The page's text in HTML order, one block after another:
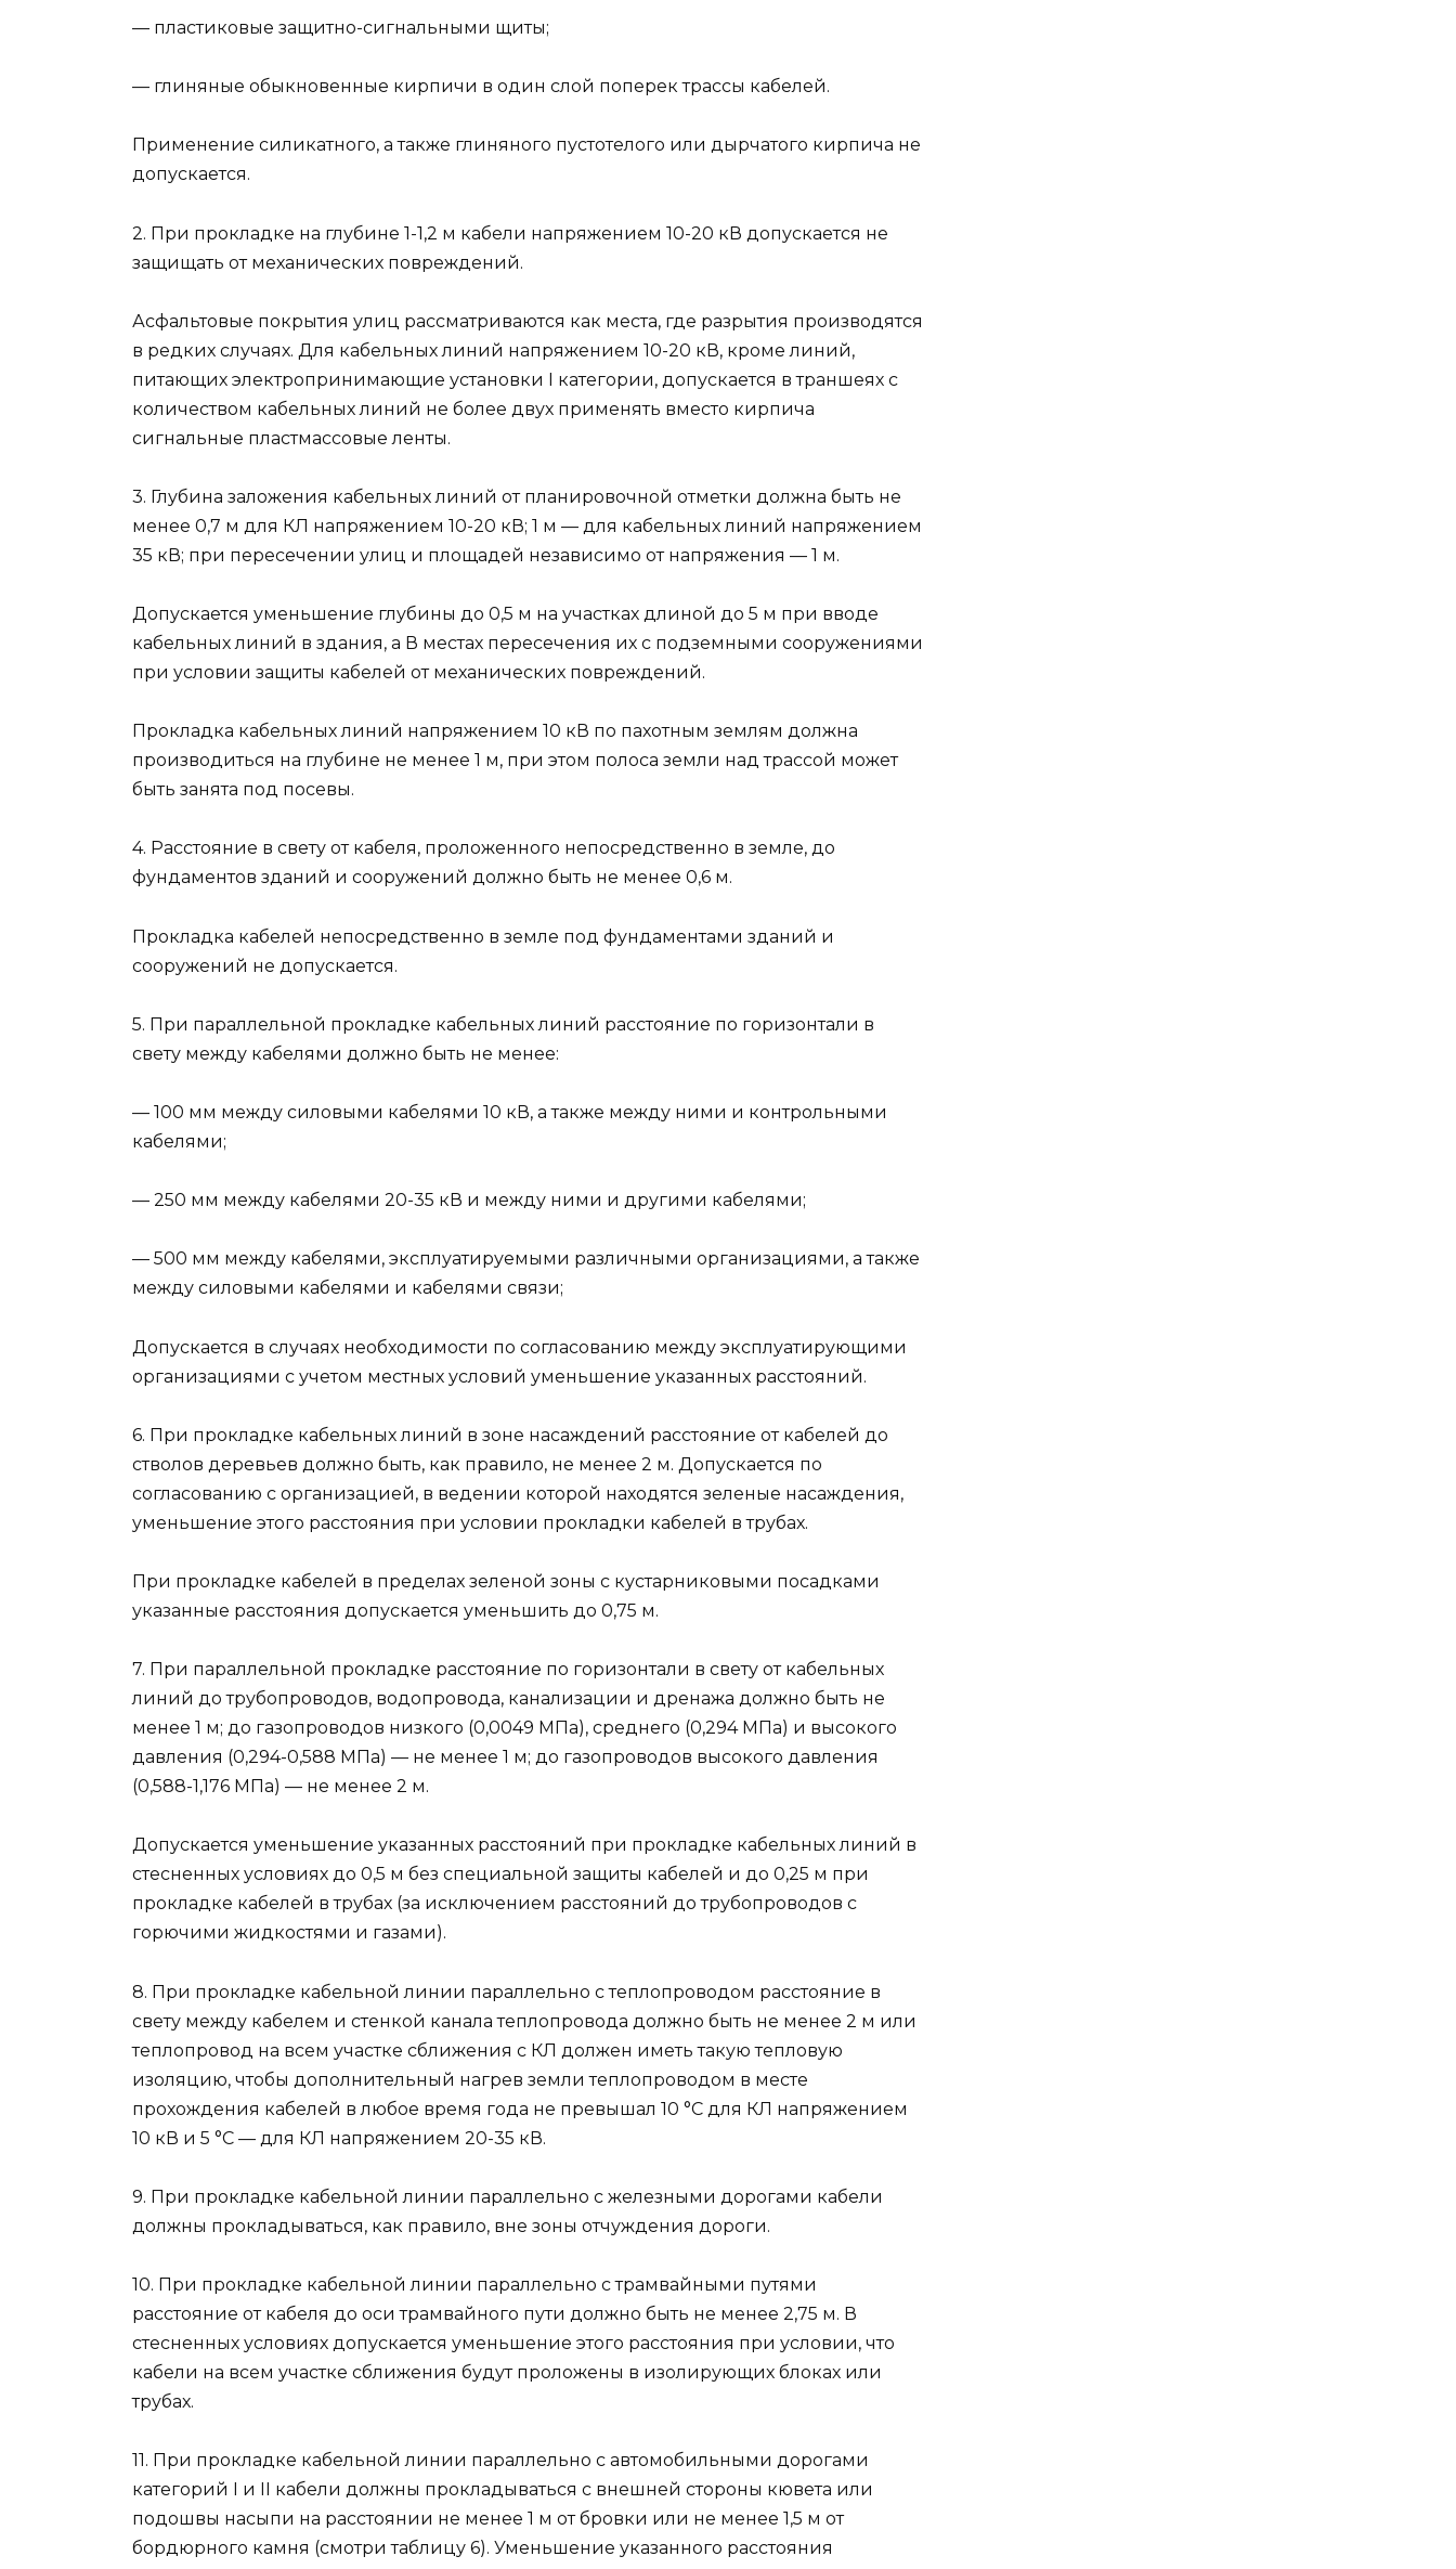
— пластиковые защитно-сигнальными щиты;
— глиняные обыкновенные кирпичи в один слой поперек трассы кабелей.
Применение силикатного, а также глиняного пустотелого или дырчатого кирпича не
допускается.
2. При прокладке на глубине 1-1,2 м кабели напряжением 10-20 кВ допускается не
защищать от механических повреждений.
Асфальтовые покрытия улиц рассматриваются как места, где разрытия производятся
в редких случаях. Для кабельных линий напряжением 10-20 кВ, кроме линий,
питающих электропринимающие установки I категории, допускается в траншеях с
количеством кабельных линий не более двух применять вместо кирпича
сигнальные пластмассовые ленты.
3. Глубина заложения кабельных линий от планировочной отметки должна быть не
менее 0,7 м для КЛ напряжением 10-20 кВ; 1 м — для кабельных линий напряжением
35 кВ; при пересечении улиц и площадей независимо от напряжения — 1 м.
Допускается уменьшение глубины до 0,5 м на участках длиной до 5 м при вводе
кабельных линий в здания, а В местах пересечения их с подземными сооружениями
при условии защиты кабелей от механических повреждений.
Прокладка кабельных линий напряжением 10 кВ по пахотным землям должна
производиться на глубине не менее 1 м, при этом полоса земли над трассой может
быть занята под посевы.
4. Расстояние в свету от кабеля, проложенного непосредственно в земле, до
фундаментов зданий и сооружений должно быть не менее 0,6 м.
Прокладка кабелей непосредственно в земле под фундаментами зданий и
сооружений не допускается.
5. При параллельной прокладке кабельных линий расстояние по горизонтали в
свету между кабелями должно быть не менее:
— 100 мм между силовыми кабелями 10 кВ, а также между ними и контрольными
кабелями;
— 250 мм между кабелями 20-35 кВ и между ними и другими кабелями;
— 500 мм между кабелями, эксплуатируемыми различными организациями, а также
между силовыми кабелями и кабелями связи;
Допускается в случаях необходимости по согласованию между эксплуатирующими
организациями с учетом местных условий уменьшение указанных расстояний.
6. При прокладке кабельных линий в зоне насаждений расстояние от кабелей до
стволов деревьев должно быть, как правило, не менее 2 м. Допускается по
согласованию с организацией, в ведении которой находятся зеленые насаждения,
уменьшение этого расстояния при условии прокладки кабелей в трубах.
При прокладке кабелей в пределах зеленой зоны с кустарниковыми посадками
указанные расстояния допускается уменьшить до 0,75 м.
7. При параллельной прокладке расстояние по горизонтали в свету от кабельных
линий до трубопроводов, водопровода, канализации и дренажа должно быть не
менее 1 м; до газопроводов низкого (0,0049 МПа), среднего (0,294 МПа) и высокого
давления (0,294-0,588 МПа) — не менее 1 м; до газопроводов высокого давления
(0,588-1,176 МПа) — не менее 2 м.
Допускается уменьшение указанных расстояний при прокладке кабельных линий в
стесненных условиях до 0,5 м без специальной защиты кабелей и до 0,25 м при
прокладке кабелей в трубах (за исключением расстояний до трубопроводов с
горючими жидкостями и газами).
8. При прокладке кабельной линии параллельно с теплопроводом расстояние в
свету между кабелем и стенкой канала теплопровода должно быть не менее 2 м или
теплопровод на всем участке сближения с КЛ должен иметь такую тепловую
изоляцию, чтобы дополнительный нагрев земли теплопроводом в месте
прохождения кабелей в любое время года не превышал 10 °С для КЛ напряжением
10 кВ и 5 °С — для КЛ напряжением 20-35 кВ.
9. При прокладке кабельной линии параллельно с железными дорогами кабели
должны прокладываться, как правило, вне зоны отчуждения дороги.
10. При прокладке кабельной линии параллельно с трамвайными путями
расстояние от кабеля до оси трамвайного пути должно быть не менее 2,75 м. В
стесненных условиях допускается уменьшение этого расстояния при условии, что
кабели на всем участке сближения будут проложены в изолирующих блоках или
трубах.
11. При прокладке кабельной линии параллельно с автомобильными дорогами
категорий I и II кабели должны прокладываться с внешней стороны кювета или
подошвы насыпи на расстоянии не менее 1 м от бровки или не менее 1,5 м от
бордюрного камня (смотри таблицу 6). Уменьшение указанного расстояния